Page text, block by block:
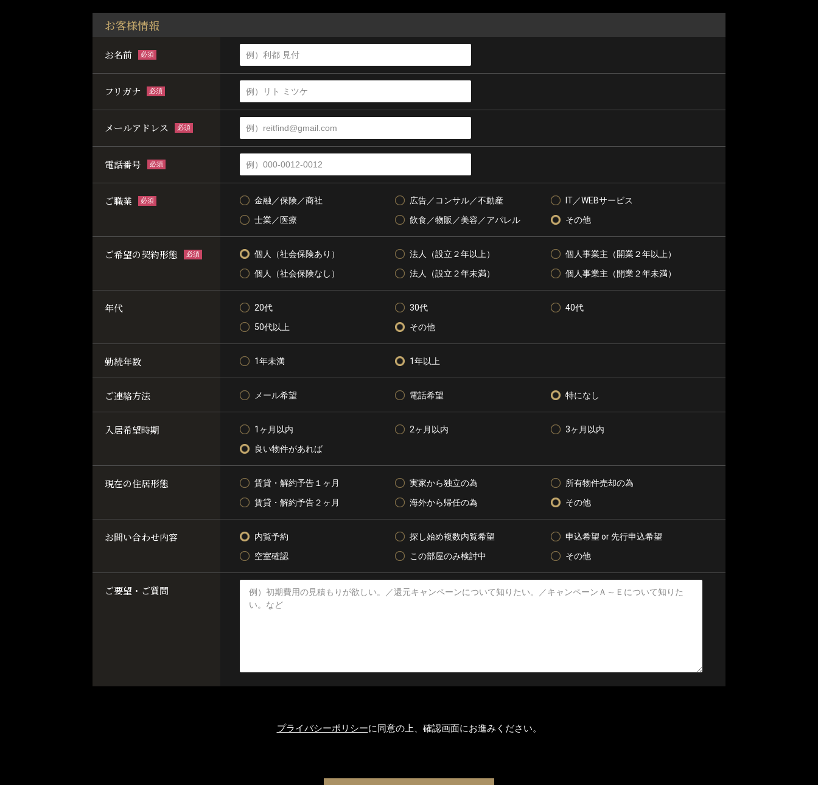
お客様情報
お名前 必須
フリガナ 必須
メールアドレス 必須
電話番号 必須
ご職業 必須 金融／保険／商社 広告／コンサル／不動産
IT／WEBサービス
士業／医療
飲食／物販／美容／アパレル その他
ご希望の契約形態 必須 個人（社会保険あり） 法人（設立２年以上）
個人事業主（開業２年以上）
個人（社会保険なし）
法人（設立２年未満） 個人事業主（開業２年未満）
年代 20代 30代
40代
50代以上
その他
勤続年数 1年未満 1年以上
ご連絡方法 メール希望 電話希望 特になし
入居希望時期 1ヶ月以内 2ヶ月以内
3ヶ月以内
良い物件があれば
現在の住居形態 賃貸・解約予告１ヶ月 実家から独立の為
所有物件売却の為
賃貸・解約予告２ヶ月
海外から帰任の為 その他
お問い合わせ内容 内覧予約 探し始め複数内覧希望
申込希望 or 先行申込希望
空室確認
この部屋のみ検討中 その他
ご要望・ご質問
プライバシーポリシーに同意の上、確認画面にお進みください。